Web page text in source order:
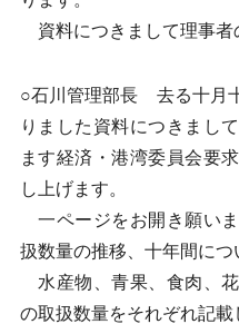
資料につきまして理事者
○石川管理部長 去る十月
りました資料につきまし
ます経済・港湾委員会要
し上げます。
一ページをお開き願い
扱数量の推移、十年間につ
水産物、青果、食肉、
の取扱数量をそれぞれ記載